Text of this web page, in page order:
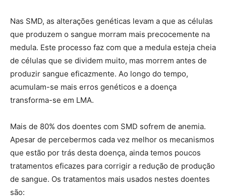
Nas SMD, as alterações genéticas levam a que as células
que produzem o sangue morram mais precocemente na
medula. Este processo faz com que a medula esteja cheia
de células que se dividem muito, mas morrem antes de
produzir sangue eficazmente. Ao longo do tempo,
acumulam-se mais erros genéticos e a doença
transforma-se em LMA.
Mais de 80% dos doentes com SMD sofrem de anemia.
Apesar de percebermos cada vez melhor os mecanismos
que estão por trás desta doença, ainda temos poucos
tratamentos eficazes para corrigir a redução de produção
de sangue. Os tratamentos mais usados nestes doentes
são: